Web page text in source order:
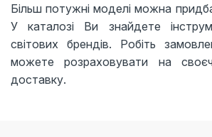
Більш потужні моделі можна
У каталозі Ви знайдете
світових брендів. Робіть
можете розраховувати на
доставку.